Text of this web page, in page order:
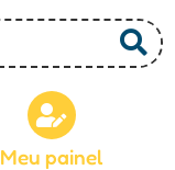
Meu painel